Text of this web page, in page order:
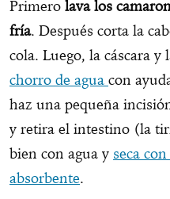
Primero lava los
fría. Después corta la
cola. Luego, la cáscara y
chorro de agua con
haz una pequeña
y retira el intestino (la
bien con agua y seca
absorbente.